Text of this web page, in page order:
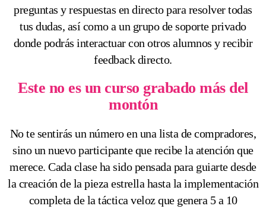
preguntas y respuestas en directo para resolver todas
tus dudas, así como a un grupo de soporte privado
donde podrás interactuar con otros alumnos y recibir
feedback directo.
Este no es un curso grabado más del
montón
No te sentirás un número en una lista de compradores,
sino un nuevo participante que recibe la atención que
merece. Cada clase ha sido pensada para guiarte desde
la creación de la pieza estrella hasta la implementación
completa de la táctica veloz que genera 5 a 10